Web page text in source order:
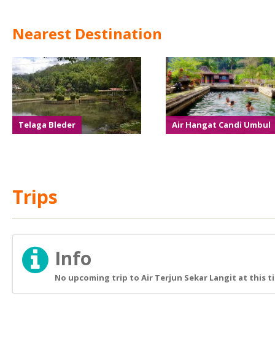
Nearest Destination
Telaga Bleder Air Hangat Candi Umbul
Trips
Info
No upcoming trip to Air Terjun Sekar Langit at this